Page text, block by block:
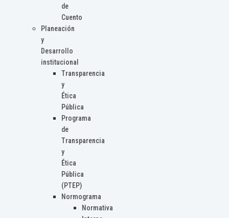
de
Cuento
Planeación
y
Desarrollo
institucional
Transparencia
y
Ética
Pública
Programa
de
Transparencia
y
Ética
Pública
(PTEP)
Normograma
Normativa